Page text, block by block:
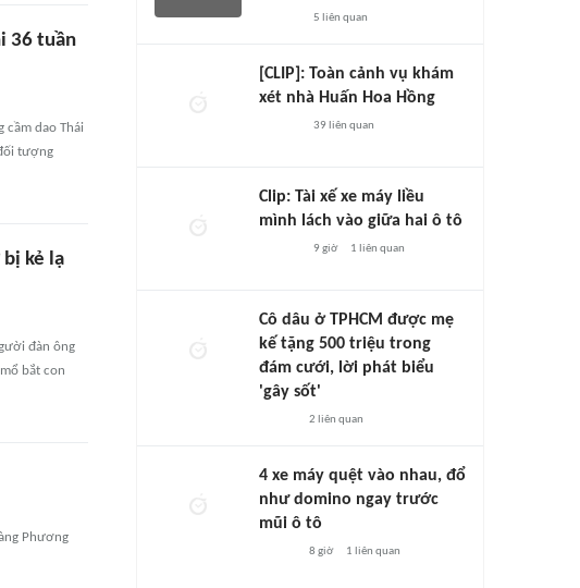
36 tuần
cầm dao Thái
tượng
kẻ lạ
đàn ông
bắt con
Phương
5 liên quan
[CLIP]: Toàn cảnh vụ khám
xét nhà Huấn Hoa Hồng
39 liên quan
Clip: Tài xế xe máy liều
mình lách vào giữa hai ô tô
9 giờ 1 liên quan
Cô dâu ở TPHCM được mẹ
kế tặng 500 triệu trong
đám cưới, lời phát biểu
'gây sốt'
2 liên quan
4 xe máy quệt vào nhau, đổ
như domino ngay trước
mũi ô tô
8 giờ 1 liên quan